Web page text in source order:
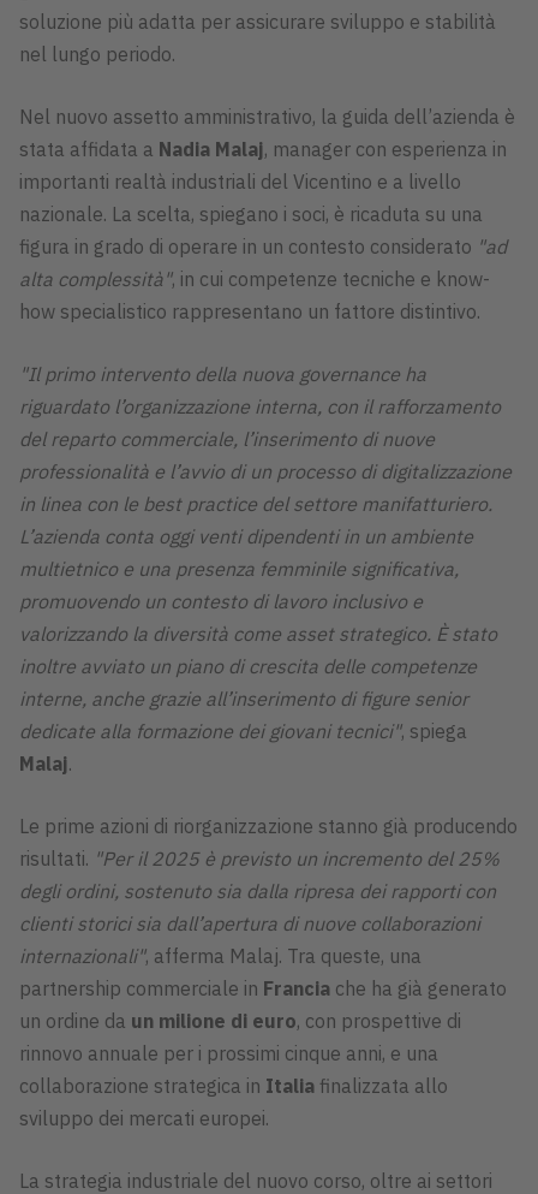
soluzione più adatta per assicurare sviluppo e stabilità
nel lungo periodo.
Nel nuovo assetto amministrativo, la guida dell’azienda è
stata affidata a Nadia Malaj, manager con esperienza in
importanti realtà industriali del Vicentino e a livello
nazionale. La scelta, spiegano i soci, è ricaduta su una
figura in grado di operare in un contesto considerato "ad
alta complessità", in cui competenze tecniche e know-
how specialistico rappresentano un fattore distintivo.
"Il primo intervento della nuova governance ha
riguardato l’organizzazione interna, con il rafforzamento
del reparto commerciale, l’inserimento di nuove
professionalità e l’avvio di un processo di digitalizzazione
in linea con le best practice del settore manifatturiero.
L’azienda conta oggi venti dipendenti in un ambiente
multietnico e una presenza femminile significativa,
promuovendo un contesto di lavoro inclusivo e
valorizzando la diversità come asset strategico. È stato
inoltre avviato un piano di crescita delle competenze
interne, anche grazie all’inserimento di figure senior
dedicate alla formazione dei giovani tecnici", spiega
Malaj.
Le prime azioni di riorganizzazione stanno già producendo
risultati. "Per il 2025 è previsto un incremento del 25%
degli ordini, sostenuto sia dalla ripresa dei rapporti con
clienti storici sia dall’apertura di nuove collaborazioni
internazionali", afferma Malaj. Tra queste, una
partnership commerciale in Francia che ha già generato
un ordine da un milione di euro, con prospettive di
rinnovo annuale per i prossimi cinque anni, e una
collaborazione strategica in Italia finalizzata allo
sviluppo dei mercati europei.
La strategia industriale del nuovo corso, oltre ai settori